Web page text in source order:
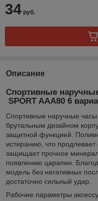
34 руб.
Описание
Спортивные
SPORT AAA80 6
Спортивные наручные
брутальным дизайном
защитной функцией.
истиранию, что
защищает прочное
появлению царапин.
модель без негативных
достаточно сильный удар.
Рабочие параметры